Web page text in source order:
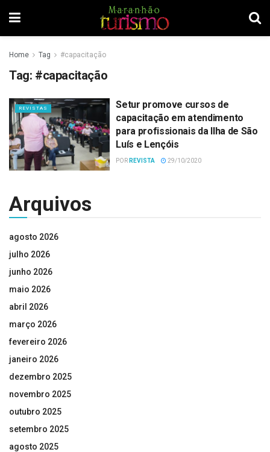
Home Tag #capacitação
Tag: #capacitação
REVISTAS
Setur promove cursos de
capacitação em atendimento
para profissionais da Ilha de São
Luís e Lençóis
POR REVISTA 29/10/2020
Arquivos
agosto 2026
julho 2026
junho 2026
maio 2026
abril 2026
março 2026
fevereiro 2026
janeiro 2026
dezembro 2025
novembro 2025
outubro 2025
setembro 2025
agosto 2025